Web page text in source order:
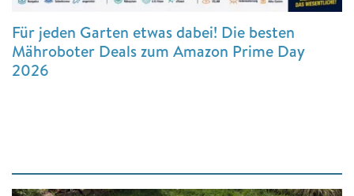
Für jeden Garten etwas dabei! Die besten
Mähroboter Deals zum Amazon Prime Day
2026